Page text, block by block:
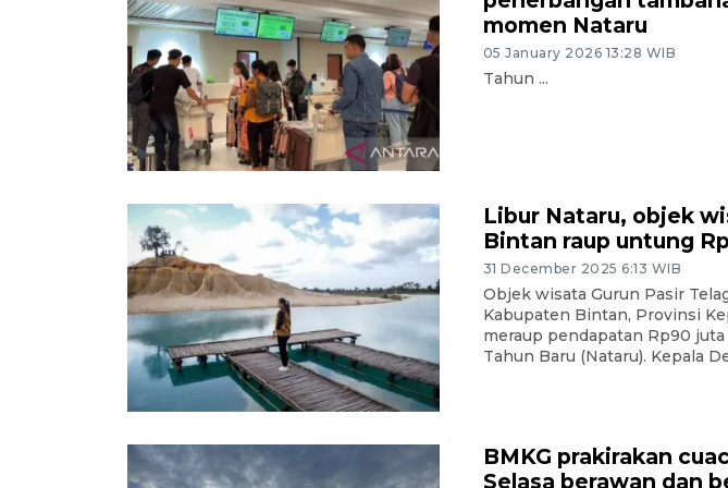
momen Nataru
05 January 2026 13:28 WIB
Tahun ...
Libur Nataru, objek
Bintan raup untung
31 December 2025 6:13 WIB
Objek wisata Gurun Pasir
Kabupaten Bintan, Provinsi
meraup pendapatan Rp90
Tahun Baru (Nataru). Kepala
BMKG prakirakan
Selasa berawan dan
gunakan
08 February 2024